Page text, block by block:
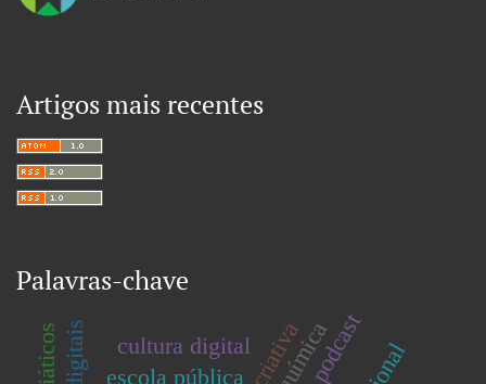
Artigos mais recentes
Palavras-chave
escola pública
cultura digital químicapodcast